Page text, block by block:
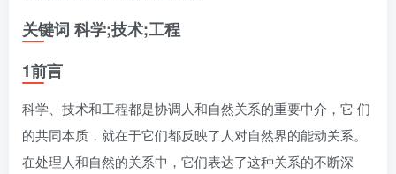
关键词 科学;技术;工程
1前言
科学、技术和工程都是协调人和自然关系的重要中介，它 们
的共同本质，就在于它们都反映了人对自然界的能动关系。
在处理人和自然的关系中，它们表达了这种关系的不断深